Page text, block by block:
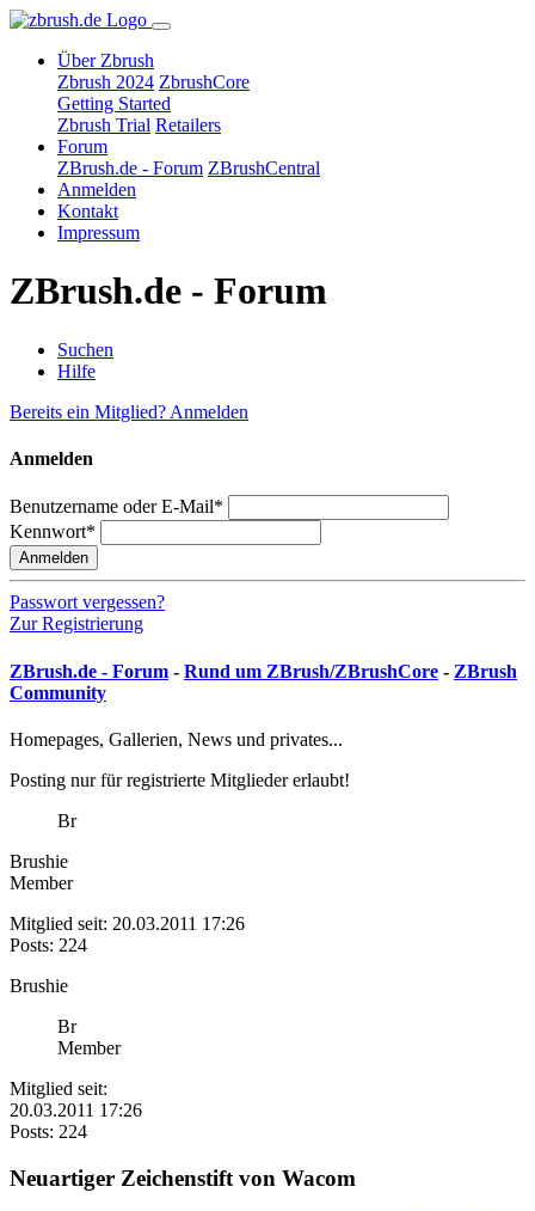
Über Zbrush
Zbrush 2024 ZbrushCore
Getting Started
Zbrush Trial Retailers
Forum
ZBrush.de - Forum ZBrushCentral
Anmelden
Kontakt
Impressum
ZBrush.de - Forum
Suchen
Hilfe
Bereits ein Mitglied? Anmelden
Anmelden
Benutzername oder E-Mail*
Kennwort*
Anmelden
Passwort vergessen?
Zur Registrierung
ZBrush.de - Forum - Rund um ZBrush/ZBrushCore - ZBrush
Community
Homepages, Gallerien, News und privates...
Posting nur für registrierte Mitglieder erlaubt!
Br
Brushie
Member
Mitglied seit: 20.03.2011 17:26
Posts: 224
Brushie
Br
Member
Mitglied seit:
20.03.2011 17:26
Posts: 224
Neuartiger Zeichenstift von Wacom